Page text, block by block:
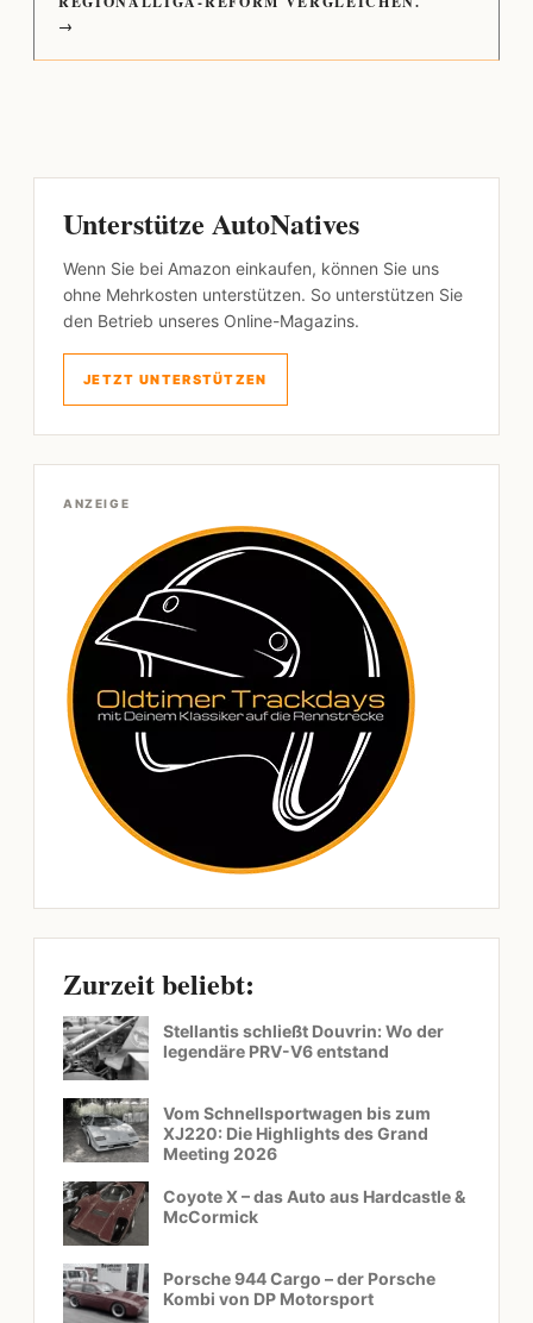
→
Unterstütze AutoNatives
Wenn Sie bei Amazon einkaufen, können Sie uns
ohne Mehrkosten unterstützen. So unterstützen Sie
den Betrieb unseres Online-Magazins.
JETZT UNTERSTÜTZEN
ANZEIGE
Zurzeit beliebt:
Stellantis schließt Douvrin: Wo der
legendäre PRV-V6 entstand
Vom Schnellsportwagen bis zum
XJ220: Die Highlights des Grand
Meeting 2026
Coyote X – das Auto aus Hardcastle &
McCormick
Porsche 944 Cargo – der Porsche
Kombi von DP Motorsport